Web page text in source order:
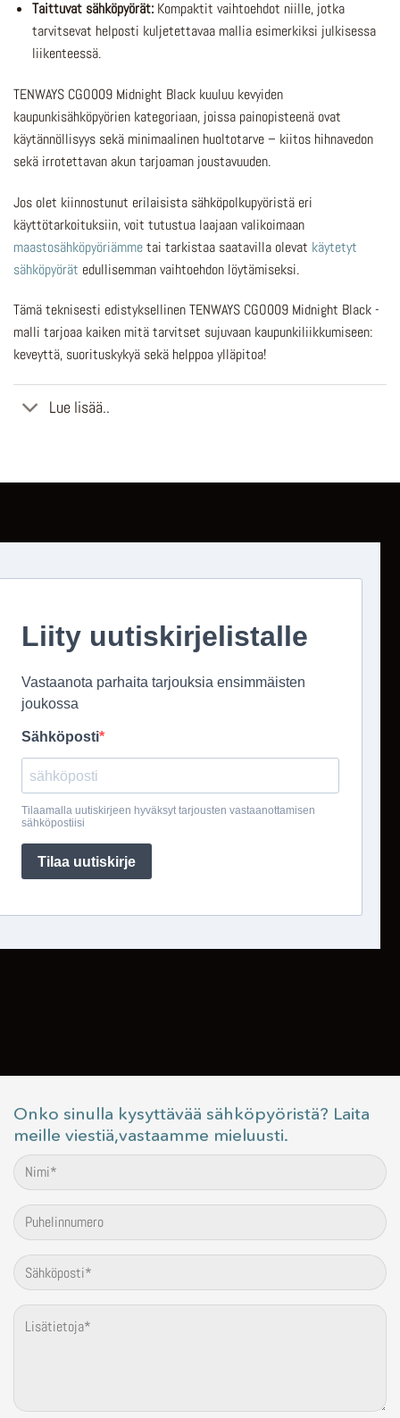
Taittuvat sähköpyörät:Kompaktit vaihtoehdot niille, jotka
tarvitsevat helposti kuljetettavaa mallia esimerkiksi julkisessa
liikenteessä.
TENWAYS CGO009 Midnight Black kuuluu kevyiden
kaupunkisähköpyörien kategoriaan, joissa painopisteenä ovat
käytännöllisyys sekä minimaalinen huoltotarve – kiitos hihnavedon
sekä irrotettavan akun tarjoaman joustavuuden.
Jos olet kiinnostunut erilaisista sähköpolkupyöristä eri
käyttötarkoituksiin, voit tutustua laajaan valikoimaan
maastosähköpyöriämmetai tarkistaa saatavilla olevat käytetyt
sähköpyörät edullisemman vaihtoehdon löytämiseksi.
Tämä teknisesti edistyksellinen TENWAYS CGO009 Midnight Black -
malli tarjoaa kaiken mitä tarvitset sujuvaan kaupunkiliikkumiseen:
keveyttä, suorituskykyä sekä helppoa ylläpitoa!
Lue lisää..
Onko sinulla kysyttävää sähköpyöristä? Laita
meille viestiä,vastaamme mieluusti.